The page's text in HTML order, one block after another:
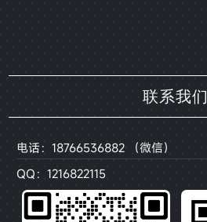
联系我们
电话：18766536882 （微信）
QQ：1216822115